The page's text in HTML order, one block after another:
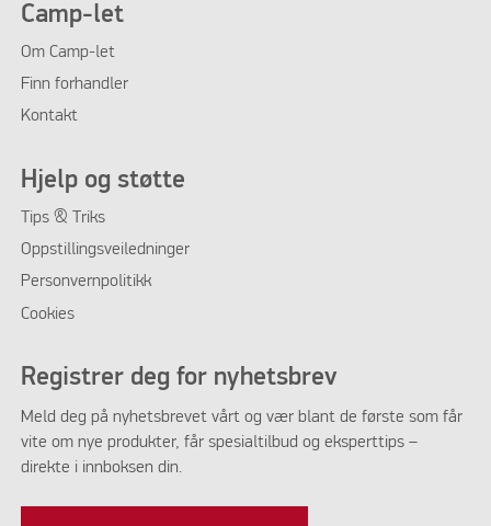
Camp-let
Om Camp-let
Finn forhandler
Kontakt
Hjelp og støtte
Tips & Triks
Oppstillingsveiledninger
Personvernpolitikk
Cookies
Registrer deg for nyhetsbrev
Meld deg på nyhetsbrevet vårt og vær blant de første som får
vite om nye produkter, får spesialtilbud og eksperttips –
direkte i innboksen din.